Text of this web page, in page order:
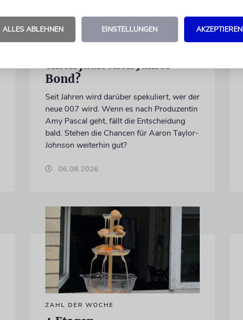
LONDON
einen jüdischen James
Bond?
Seit Jahren wird darüber spekuliert, wer der
neue 007 wird. Wenn es nach Produzentin
Amy Pascal geht, fällt die Entscheidung
bald. Stehen die Chancen für Aaron Taylor-
Johnson weiterhin gut?
06.08.2026
ZAHL DER WOCHE
ALLES ABLEHNEN EINSTELLUNGEN AKZEPTIEREN